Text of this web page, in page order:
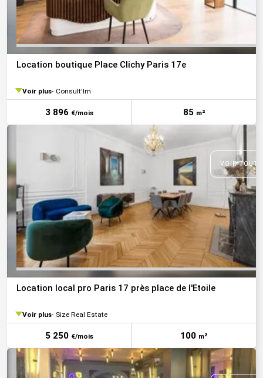
Location boutique Place Clichy Paris 17e
Voir plus Consult'Im
3 896 €/mois 85 m²
VOIR
Location local pro Paris 17 près place de l'Etoile
Voir plus Size Real Estate
5 250 €/mois 100 m²